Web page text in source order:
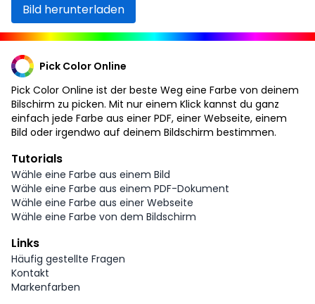
Bild herunterladen
Pick Color Online
Pick Color Online ist der beste Weg eine Farbe von deinem
Bilschirm zu picken. Mit nur einem Klick kannst du ganz
einfach jede Farbe aus einer PDF, einer Webseite, einem
Bild oder irgendwo auf deinem Bildschirm bestimmen.
Tutorials
Wähle eine Farbe aus einem Bild
Wähle eine Farbe aus einem PDF-Dokument
Wähle eine Farbe aus einer Webseite
Wähle eine Farbe von dem Bildschirm
Links
Häufig gestellte Fragen
Kontakt
Markenfarben